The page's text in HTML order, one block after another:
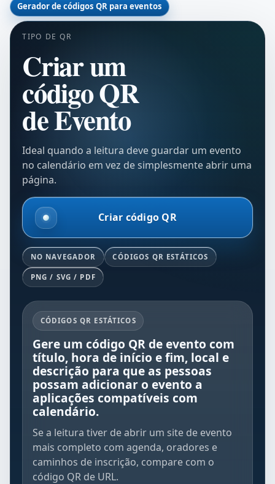
Gerador de códigos QR para eventos
TIPO DE QR
Criar um
código QR
de Evento
Ideal quando a leitura deve guardar um evento
no calendário em vez de simplesmente abrir uma
página.
Criar código QR
NO NAVEGADOR CÓDIGOS QR ESTÁTICOS
PNG / SVG / PDF
CÓDIGOS QR ESTÁTICOS
Gere um código QR de evento com
título, hora de início e fim, local e
descrição para que as pessoas
possam adicionar o evento a
aplicações compatíveis com
calendário.
Se a leitura tiver de abrir um site de evento
mais completo com agenda, oradores e
caminhos de inscrição, compare com o
código QR de URL.